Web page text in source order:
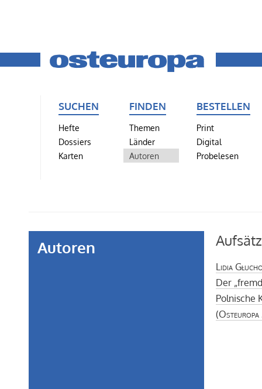
SUCHEN
Hefte
Dossiers
Karten
FINDEN
Themen
Länder
Autoren
BESTELLEN
Print
Digital
Probelesen
Autoren
Lidia
Der
Polnische
(Osteuropa